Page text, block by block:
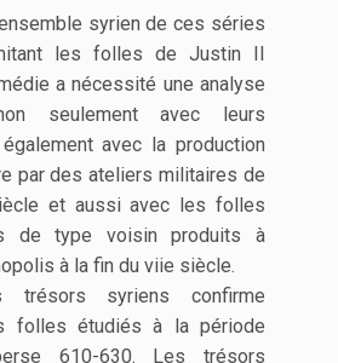
syrien de ces séries
les folles de Justin II
a nécessité une analyse
seulement avec leurs
avec la production
par des ateliers militaires de
et aussi avec les folles
de type voisin produits à
à la fin du viie siècle.
trésors syriens confirme
folles étudiés à la période
610-630. Les trésors